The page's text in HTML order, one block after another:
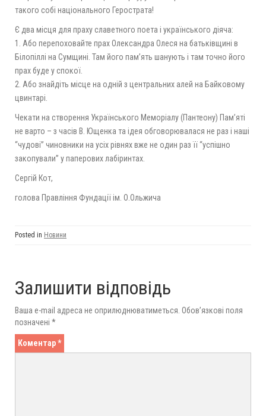
такого собі національного Герострата!
Є два місця для праху славетного поета і українського діяча:
1. Або перепоховайте прах Олександра Олеся на батьківщині в
Білопіллі на Сумщині. Там його пам’ять шанують і там точно його
прах буде у спокої.
2. Або знайдіть місце на одній з центральних алей на Байковому
цвинтарі.
Чекати на створення Українського Меморіалу (Пантеону) Пам’яті
не варто – з часів В. Ющенка та ідея обговорювалася не раз і наші
“чудові” чиновники на усіх рівнях вже не один раз її “успішно
закопували” у паперових лабіринтах.
Сергій Кот,
голова Правління Фундації ім. О.Ольжича
Posted in Новини
Залишити відповідь
Ваша e-mail адреса не оприлюднюватиметься. Обов’язкові поля
позначені *
Коментар*